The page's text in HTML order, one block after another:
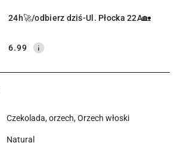
24h🚀/odbierz dziś-Ul. Płocka 22A🏡
6.99
Czekolada, orzech, Orzech włoski
Natural